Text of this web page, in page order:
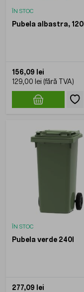
ÎN STOC
Pubela albastra, 120l
156,09 lei
129,00 lei
ÎN STOC
Pubela verde 240l
277,09 lei